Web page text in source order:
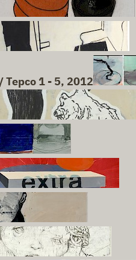
1 - 5, 2012